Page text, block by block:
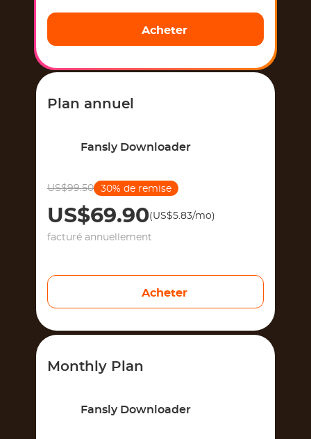
Acheter
Plan annuel
Fansly Downloader
US$99.50 30% de remise
US$69.90(US$5.83/mo)
facturé annuellement
Acheter
Monthly Plan
Fansly Downloader